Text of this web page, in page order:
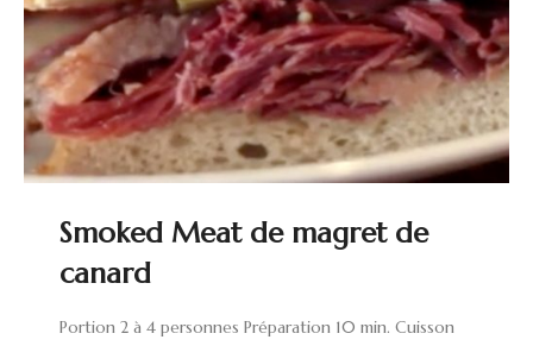
Smoked Meat de magret de
canard
Portion 2 à 4 personnes Préparation 10 min. Cuisson